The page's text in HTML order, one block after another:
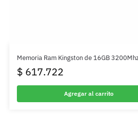
Memoria Ram Kingston de 16GB
$ 617.722
Agregar al carrito